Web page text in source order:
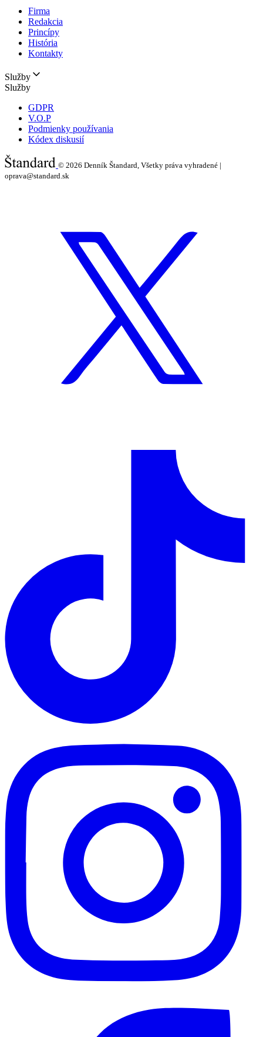
Firma
Redakcia
Princípy
História
Kontakty
Služby
Služby
GDPR
V.O.P
Podmienky používania
Kódex diskusií
© 2026 Denník Štandard, Všetky práva vyhradené |
oprava@standard.sk